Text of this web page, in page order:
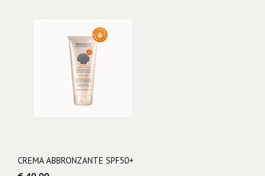
CREMA ABBRONZANTE SPF50+